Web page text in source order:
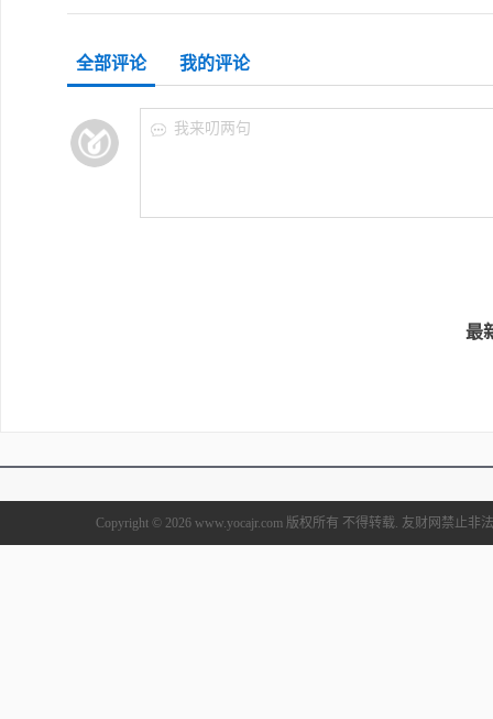
全部评论 我的评论
我来叨两句
最
Copyright © 2026 www.yocajr.com 版权所有 不得转载. 友财网禁止非